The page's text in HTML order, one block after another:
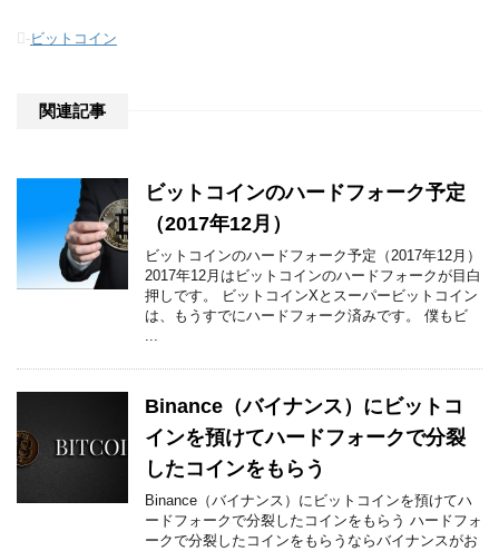
-ビットコイン
関連記事
ビットコインのハードフォーク予定
（2017年12月）
ビットコインのハードフォーク予定（2017年12月）
2017年12月はビットコインのハードフォークが目白
押しです。 ビットコインXとスーパービットコイン
は、もうすでにハードフォーク済みです。 僕もビ
...
Binance（バイナンス）にビットコ
インを預けてハードフォークで分裂
したコインをもらう
Binance（バイナンス）にビットコインを預けてハ
ードフォークで分裂したコインをもらう ハードフォ
ークで分裂したコインをもらうならバイナンスがお